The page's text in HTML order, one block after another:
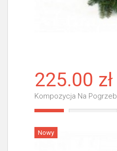
225.00 zł
Kompozycja Na Pogrzeb
Nowy